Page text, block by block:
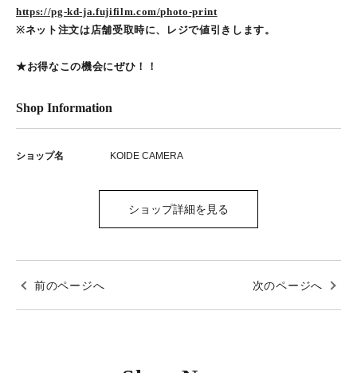
https://pg-kd-ja.fujifilm.com/photo-print
※ネット注文は店舗受取時に、レジで値引きします。
★お得なこの機会にぜひ！！
Shop Information
ショップ名 KOIDE CAMERA
ショップ詳細を見る
前のページへ 次のページへ